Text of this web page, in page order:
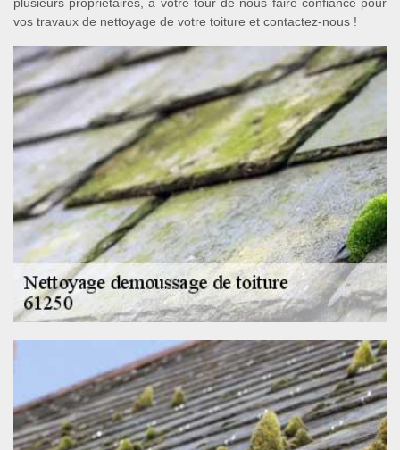
vos travaux de nettoyage de votre toiture et contactez-nous !